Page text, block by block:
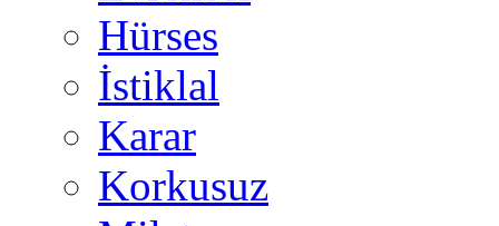
Hürses
İstiklal
Karar
Korkusuz